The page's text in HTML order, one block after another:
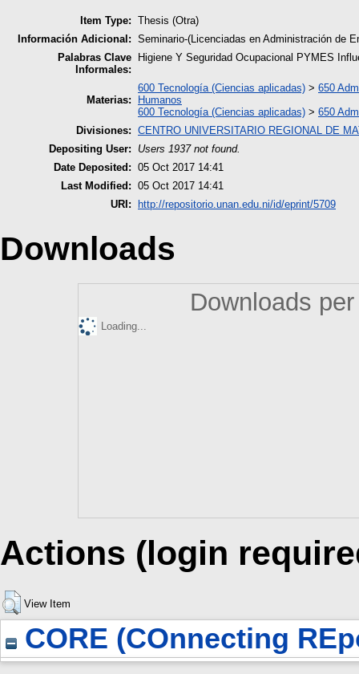
Item Type: Thesis (Otra)
Información Adicional: Seminario-(Licenciadas en Administración de
Palabras Clave
Informales:
Higiene Y Seguridad Ocupacional PYMES
Materias:
600 Tecnología (Ciencias aplicadas) > 650
Humanos
600 Tecnología (Ciencias aplicadas) > 650
Divisiones: CENTRO UNIVERSITARIO REGIONAL DE
Depositing User:
Users 1937 not found.
Date Deposited: 05 Oct 2017 14:41
Last Modified: 05 Oct 2017 14:41
URI:
http://repositorio.unan.edu.ni/id/eprint/5709
Downloads
Downloads
Loading...
Actions (login
View Item
CORE (COnnecting